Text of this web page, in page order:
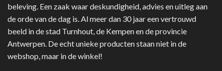
beleving. Een zaak waar deskundigheid, advies en uitleg aan
de orde van de dag is. Al meer dan 30 jaar een vertrouwd
beeld in de stad Turnhout, de Kempen en de provincie
Antwerpen. De echt unieke producten staan niet in de
webshop, maar in de winkel!